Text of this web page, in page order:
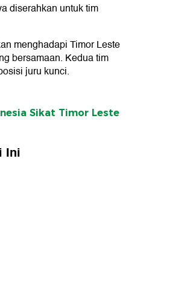
diserahkan untuk tim
menghadapi Timor Leste
bersamaan. Kedua tim
juru kunci.
Sikat Timor Leste
Ini